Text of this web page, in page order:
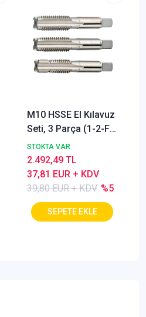
M10 HSSE El Kılavuz
Seti, 3 Parça (1-2-F),
, 6HX, Düz Kanallı,
DIN 352, Paslanmaz
Çelik (Inox) İçin
STOKTA VAR
39,80 EUR + KDV %5
37,81 EUR + KDV
2.492,49 TL